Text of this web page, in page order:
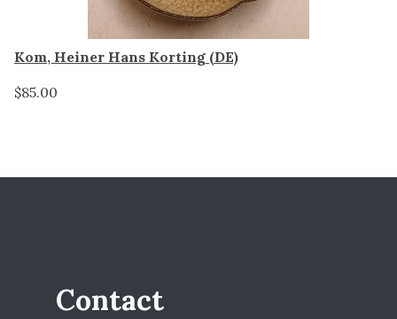
Kom, Heiner Hans Korting (DE)
$85.00
Contact